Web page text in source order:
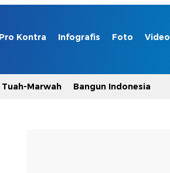
Pro Kontra Infografis Foto Video
Marwah Bangun Indonesia